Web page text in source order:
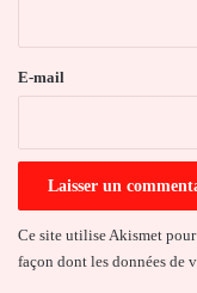
e
E-mail
Ce site utilise Akismet
façon dont les données de